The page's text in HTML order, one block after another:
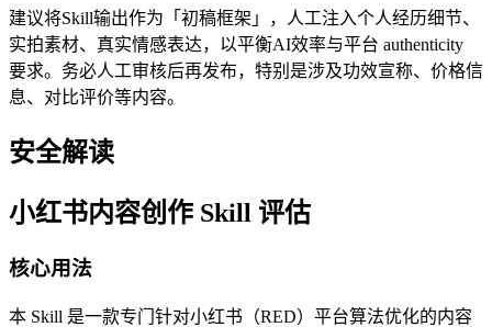
建议将Skill输出作为「初稿框架」，人工注入个人经历细节、
实拍素材、真实情感表达，以平衡AI效率与平台 authenticity
要求。务必人工审核后再发布，特别是涉及功效宣称、价格信
息、对比评价等内容。
安全解读
小红书内容创作 Skill 评估
核心用法
本 Skill 是一款专门针对小红书（RED）平台算法优化的内容